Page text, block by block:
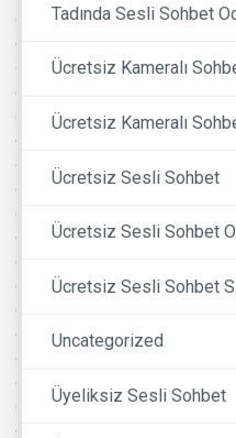
Tadında Sesli Sohbet
Ücretsiz Kameralı
Ücretsiz Kameralı
Ücretsiz Sesli Sohbet
Ücretsiz Sesli Sohbet
Ücretsiz Sesli Sohbet
Uncategorized
Üyeliksiz Sesli Sohbet